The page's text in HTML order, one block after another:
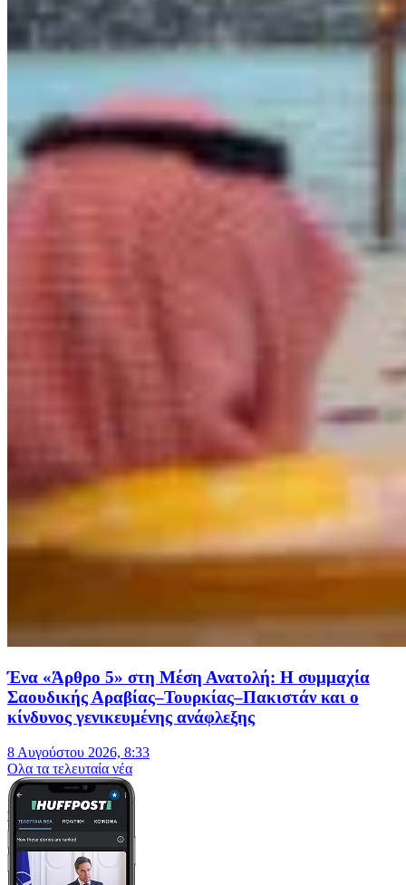
Ένα «Άρθρο 5» στη Μέση Ανατολή: Η συμμαχία
Σαουδικής Αραβίας–Τουρκίας–Πακιστάν και ο
κίνδυνος γενικευμένης ανάφλεξης
8 Αυγούστου 2026, 8:33
Oλα τα τελευταία νέα